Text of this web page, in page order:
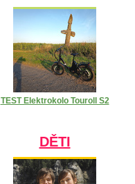
TEST Elektrokolo Touroll S2
DĚTI